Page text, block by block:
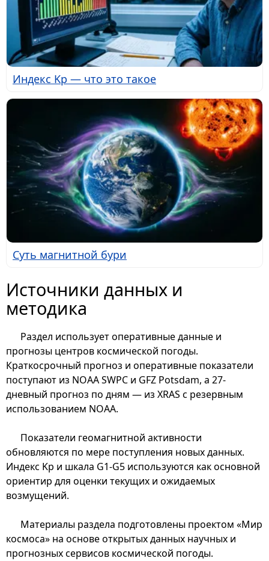
Индекс Kp — что это такое
Суть магнитной бури
Источники данных и
методика
Раздел использует оперативные данные и
прогнозы центров космической погоды.
Краткосрочный прогноз и оперативные показатели
поступают из NOAA SWPC и GFZ Potsdam, а 27-
дневный прогноз по дням — из XRAS с резервным
использованием NOAA.
Показатели геомагнитной активности
обновляются по мере поступления новых данных.
Индекс Kp и шкала G1-G5 используются как основной
ориентир для оценки текущих и ожидаемых
возмущений.
Материалы раздела подготовлены проектом «Мир
космоса» на основе открытых данных научных и
прогнозных сервисов космической погоды.